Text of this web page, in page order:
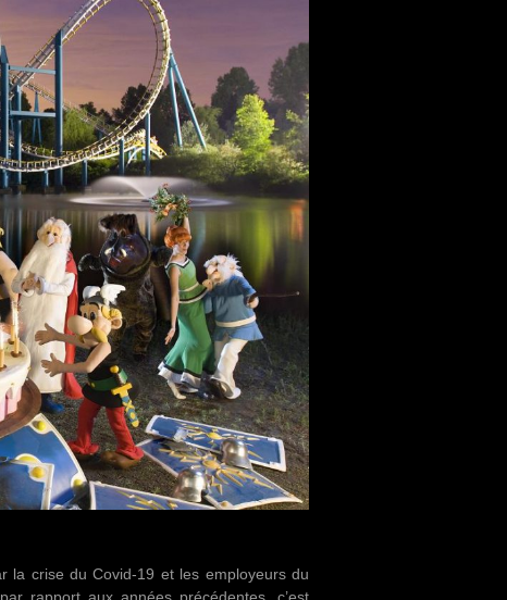
la crise du Covid-19 et les employeurs du